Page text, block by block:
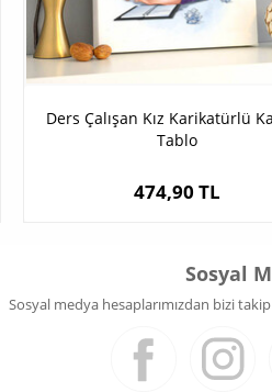
Ders Çalışan Kız Karikatürlü
Tablo
474,90 TL
Sosyal
Sosyal medya hesaplarımızdan bizi